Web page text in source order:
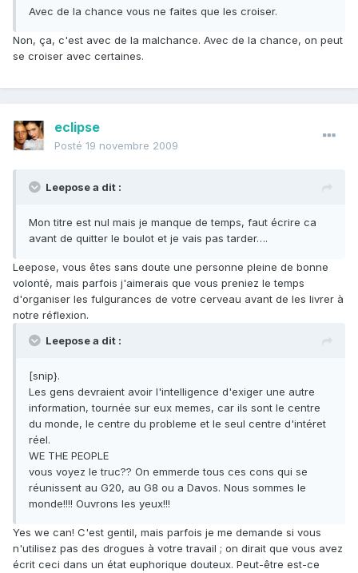
Avec de la chance vous ne faites que les croiser.
Non, ça, c'est avec de la malchance. Avec de la chance, on peut
se croiser avec certaines.
eclipse
Posté 19 novembre 2009
Leepose a dit :
Mon titre est nul mais je manque de temps, faut écrire ca
avant de quitter le boulot et je vais pas tarder….
Leepose, vous êtes sans doute une personne pleine de bonne
volonté, mais parfois j'aimerais que vous preniez le temps
d'organiser les fulgurances de votre cerveau avant de les livrer à
notre réflexion.
Leepose a dit :
[snip}.
Les gens devraient avoir l'intelligence d'exiger une autre
information, tournée sur eux memes, car ils sont le centre
du monde, le centre du probleme et le seul centre d'intéret
réel.
WE THE PEOPLE
vous voyez le truc?? On emmerde tous ces cons qui se
réunissent au G20, au G8 ou a Davos. Nous sommes le
monde!!!! Ouvrons les yeux!!!
Yes we can! C'est gentil, mais parfois je me demande si vous
n'utilisez pas des drogues à votre travail ; on dirait que vous avez
écrit ceci dans un état euphorique douteux. Peut-être est-ce